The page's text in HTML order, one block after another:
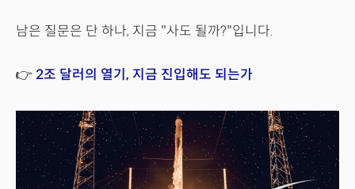
남은 질문은 단 하나, 지금 "사도 될까?"입니다.
👉 2조 달러의 열기, 지금 진입해도 되는가